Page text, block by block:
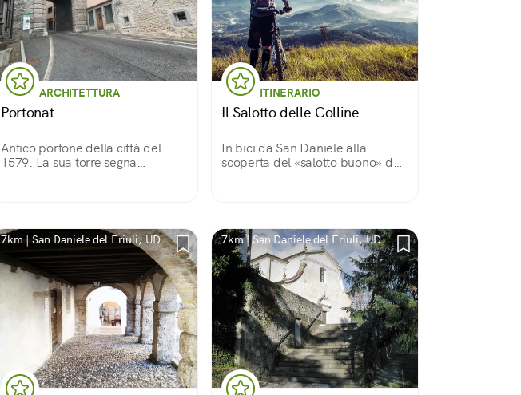
ARCHITETTURA
Portonat
Antico portone della città del
1579. La sua torre segna
decorato.
ITINERARIO
Il Salotto delle Colline
In bici da San Daniele alla
scoperta del «salotto buono» del
7km | San Daniele del Friuli, UD 7km | San Daniele del Friuli, UD